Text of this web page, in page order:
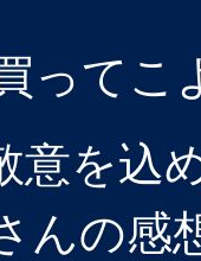
ってこ
意を込
んの